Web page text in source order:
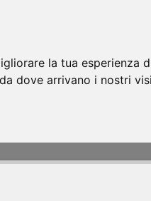
la tua
dove arrivano i nostri